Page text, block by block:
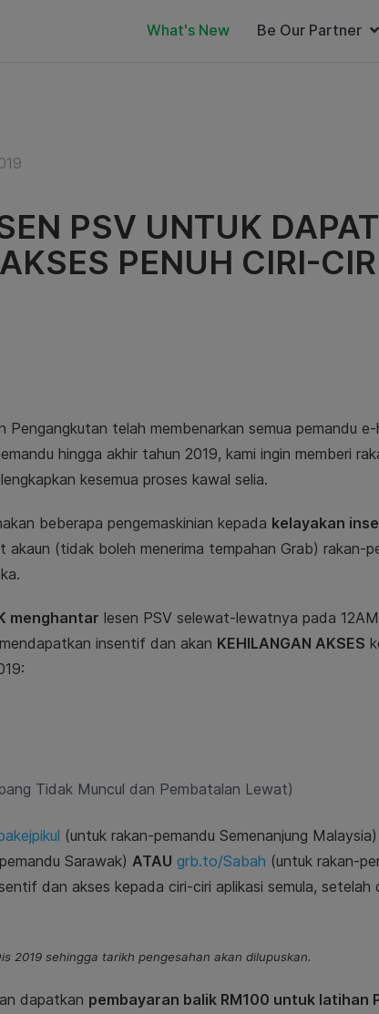
What's New Be Our Partner
PSV UNTUK
PENUH CIRI-
Pengangkutan telah membenarkan semua pemandu
hingga akhir tahun 2019, kami ingin memberi
kesemua proses kawal selia.
beberapa pengemaskinian kepada kelayakan
akaun (tidak boleh menerima tempahan Grab) rakan-
menghantar lesen PSV selewat-lewatnya pada
insentif dan akan KEHILANGAN AKSES
Tidak Muncul dan Pembatalan Lewat)
(untuk rakan-pemandu Semenanjung Malaysia)
Sarawak) ATAU grb.to/Sabah (untuk rakan-
dan akses kepada ciri-ciri aplikasi semula, setelah
2019 sehingga tarikh pengesahan akan dilupuskan.
dapatkan pembayaran balik RM100 untuk latihan